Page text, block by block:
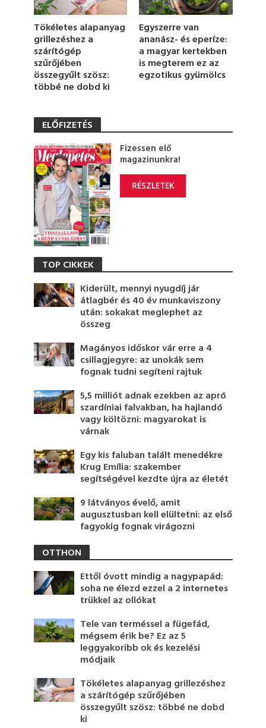
c
o
d
s
Tökéletes alapanyag
grillezéshez a
szárítógép
szűrőjében
összegyűlt szösz:
többé ne dobd ki
Egyszerre van
ananász- és eperíze:
a magyar kertekben
is megterem ez az
egzotikus gyümölcs
ELŐFIZETÉS
Fizessen elő
magazinunkra!
RÉSZLETEK
TOP CIKKEK
Kiderült, mennyi nyugdíj jár
átlagbér és 40 év munkaviszony
után: sokakat meglephet az
összeg
Magányos időskor vár erre a 4
csillagjegyre: az unokák sem
fognak tudni segíteni rajtuk
5,5 milliót adnak ezekben az apró
szardíniai falvakban, ha hajlandó
vagy költözni: magyarokat is
várnak
Egy kis faluban talált menedékre
Krug Emília: szakember
segítségével kezdte újra az életét
9 látványos évelő, amit
augusztusban kell elültetni: az első
fagyokig fognak virágozni
OTTHON
Ettől óvott mindig a nagypapád:
soha ne élezd ezzel a 2 internetes
trükkel az ollókat
Tele van terméssel a fügefád,
mégsem érik be? Ez az 5
leggyakoribb ok és kezelési
módjaik
Tökéletes alapanyag grillezéshez
a szárítógép szűrőjében
összegyűlt szösz: többé ne dobd
ki